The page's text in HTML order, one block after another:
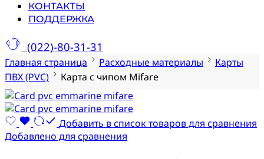
КОНТАКТЫ
ПОДДЕРЖКА
(022)-80-31-31
Главная страница Расходные материалы
Карты
ПВХ (PVC)
Карта с чипом Mifare
Добавить в список товаров для сравнения
Добавлено для сравнения